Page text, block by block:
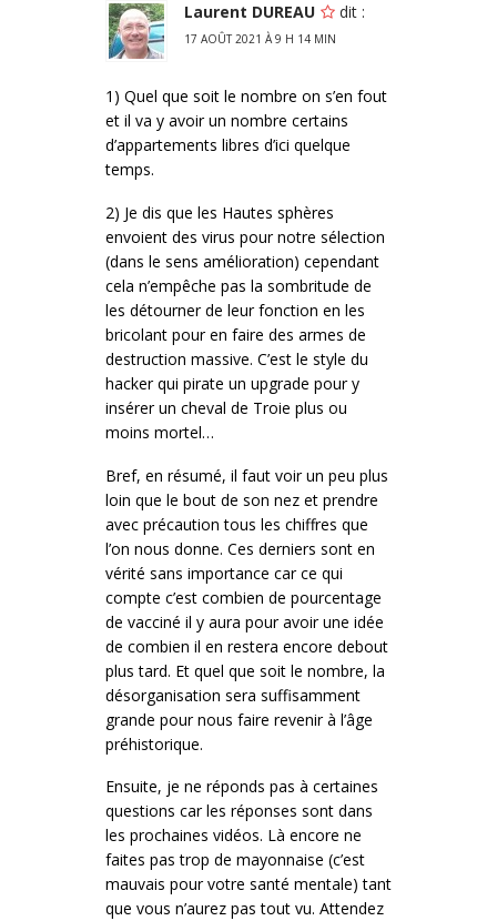
Laurent DUREAU dit :
17 AOÛT 2021 À 9 H 14 MIN
1) Quel que soit le nombre on s’en fout
et il va y avoir un nombre certains
d’appartements libres d’ici quelque
temps.
2) Je dis que les Hautes sphères
envoient des virus pour notre sélection
(dans le sens amélioration) cependant
cela n’empêche pas la sombritude de
les détourner de leur fonction en les
bricolant pour en faire des armes de
destruction massive. C’est le style du
hacker qui pirate un upgrade pour y
insérer un cheval de Troie plus ou
moins mortel…
Bref, en résumé, il faut voir un peu plus
loin que le bout de son nez et prendre
avec précaution tous les chiffres que
l’on nous donne. Ces derniers sont en
vérité sans importance car ce qui
compte c’est combien de pourcentage
de vacciné il y aura pour avoir une idée
de combien il en restera encore debout
plus tard. Et quel que soit le nombre, la
désorganisation sera suffisamment
grande pour nous faire revenir à l’âge
préhistorique.
Ensuite, je ne réponds pas à certaines
questions car les réponses sont dans
les prochaines vidéos. Là encore ne
faites pas trop de mayonnaise (c’est
mauvais pour votre santé mentale) tant
que vous n’aurez pas tout vu. Attendez